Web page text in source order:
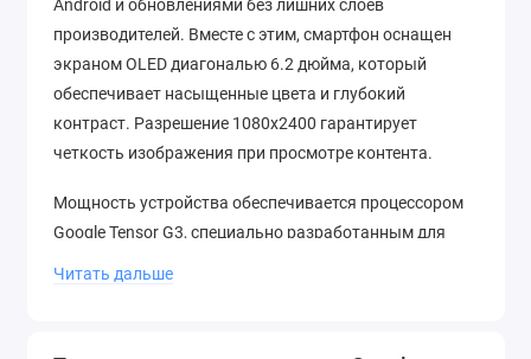
Android и обновлениями без лишних слоев
производителей. Вместе с этим, смартфон оснащен
экраном OLED диагональю 6.2 дюйма, который
обеспечивает насыщенные цвета и глубокий
контраст. Разрешение 1080x2400 гарантирует
четкость изображения при просмотре контента.
Мощность устройства обеспечивается процессором
Google Tensor G3, специально разработанным для
Читать дальше